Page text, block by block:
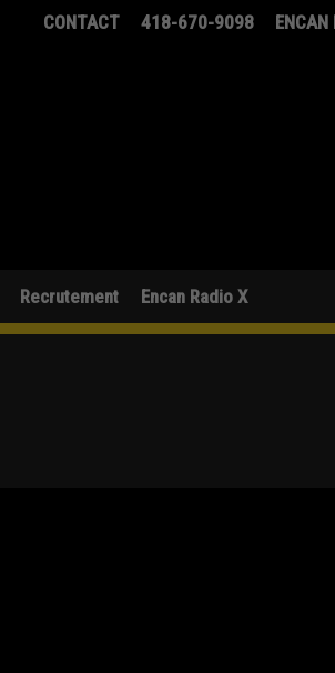
CONTACT 418-670-9098 ENCAN
Recrutement Encan Radio X